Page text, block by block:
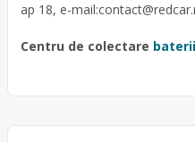
ap 18, e-mail:
Centru de colectare